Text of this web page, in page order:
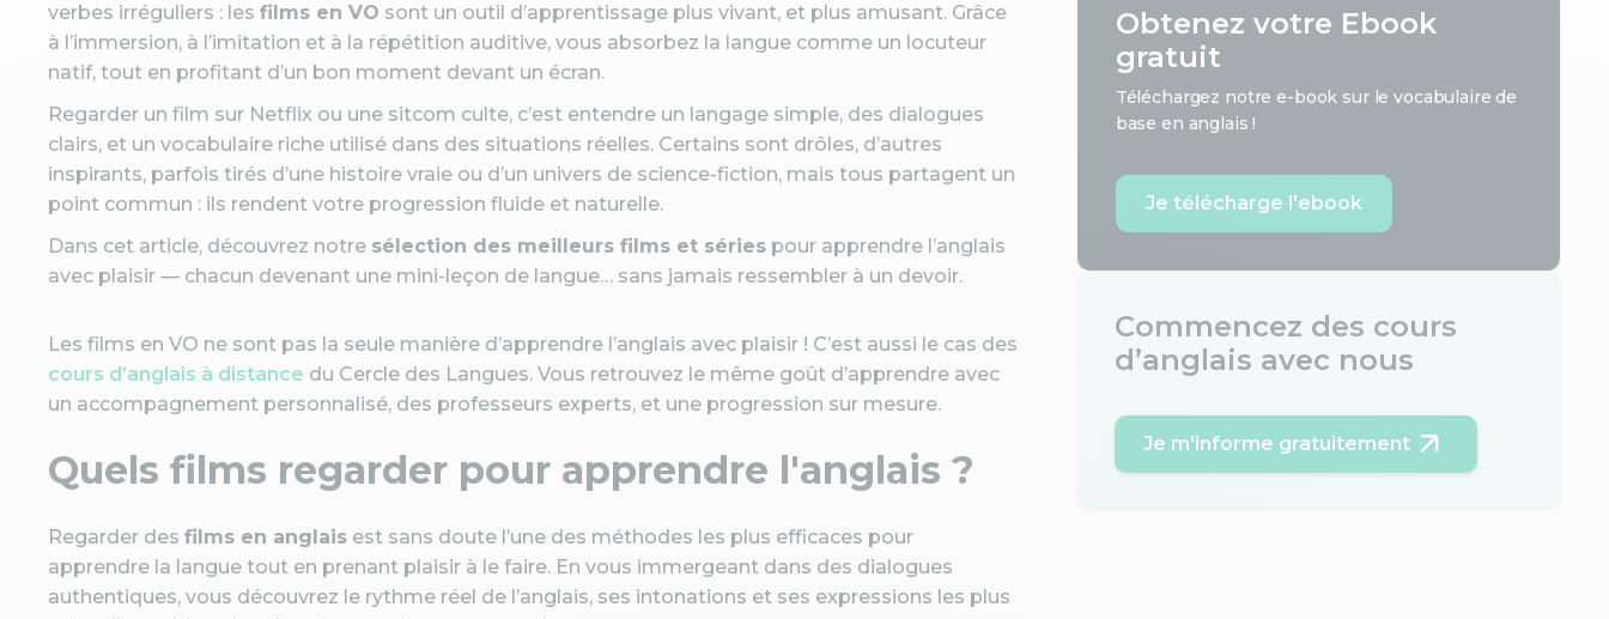
verbes irréguliers : les films en VO sont un outil d’apprentissage plus vivant, et plus amusant. Grâce
à l’immersion, à l’imitation et à la répétition auditive, vous absorbez la langue comme un locuteur
natif, tout en profitant d’un bon moment devant un écran.
Regarder un film sur Netflix ou une sitcom culte, c’est entendre un langage simple, des dialogues
clairs, et un vocabulaire riche utilisé dans des situations réelles. Certains sont drôles, d’autres
inspirants, parfois tirés d’une histoire vraie ou d’un univers de science-fiction, mais tous partagent un
point commun : ils rendent votre progression fluide et naturelle.
Dans cet article, découvrez notre sélection des meilleurs films et séries pour apprendre l’anglais
avec plaisir — chacun devenant une mini-leçon de langue… sans jamais ressembler à un devoir.
Les films en VO ne sont pas la seule manière d’apprendre l’anglais avec plaisir ! C’est aussi le cas des
cours d’anglais à distance du Cercle des Langues. Vous retrouvez le même goût d’apprendre avec
un accompagnement personnalisé, des professeurs experts, et une progression sur mesure.
Quels films regarder pour apprendre l'anglais ?
Regarder des films en anglais est sans doute l’une des méthodes les plus efficaces pour
apprendre la langue tout en prenant plaisir à le faire. En vous immergeant dans des dialogues
authentiques, vous découvrez le rythme réel de l’anglais, ses intonations et ses expressions les plus
Obtenez votre Ebook
gratuit
Téléchargez notre e-book sur le vocabulaire de
base en anglais !
Je télécharge l'ebook
Commencez des cours
d’anglais avec nous
Je m'informe gratuitement